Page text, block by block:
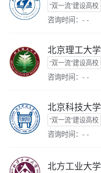
“双一流”建设高校
咨询时间：- -
北京理工大学
“双一流”建设高校
咨询时间：- -
北京科技大学
“双一流”建设高校
咨询时间：- -
北方工业大学